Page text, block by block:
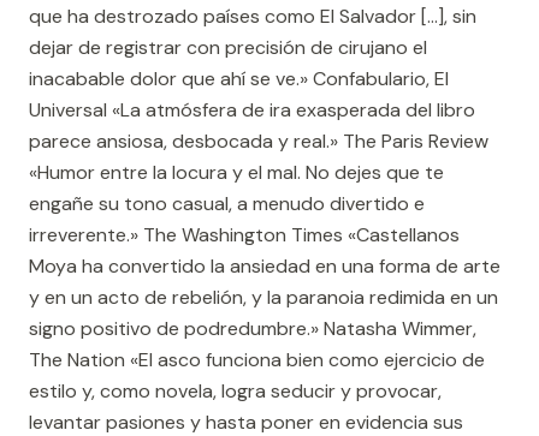
que ha destrozado países como El Salvador [...], sin
dejar de registrar con precisión de cirujano el
inacabable dolor que ahí se ve.» Confabulario, El
Universal «La atmósfera de ira exasperada del libro
parece ansiosa, desbocada y real.» The Paris Review
«Humor entre la locura y el mal. No dejes que te
engañe su tono casual, a menudo divertido e
irreverente.» The Washington Times «Castellanos
Moya ha convertido la ansiedad en una forma de arte
y en un acto de rebelión, y la paranoia redimida en un
signo positivo de podredumbre.» Natasha Wimmer,
The Nation «El asco funciona bien como ejercicio de
estilo y, como novela, logra seducir y provocar,
levantar pasiones y hasta poner en evidencia sus